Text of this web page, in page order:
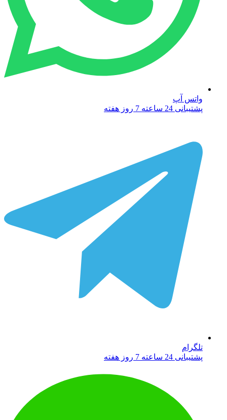
واتس آپ
پشتیبانی 24 ساعته 7 روز هفته
تلگرام
پشتیبانی 24 ساعته 7 روز هفته